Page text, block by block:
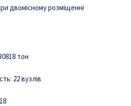
двомісному розміщенні
тон
22 вузлів